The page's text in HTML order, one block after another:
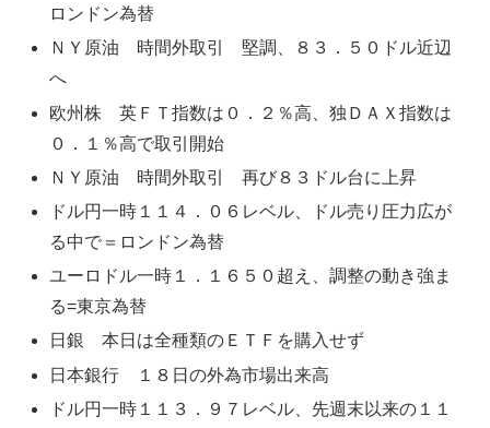
ロンドン為替
ＮＹ原油 時間外取引 堅調、８３．５０ドル近辺
へ
欧州株 英ＦＴ指数は０．２％高、独ＤＡＸ指数は
０．１％高で取引開始
ＮＹ原油 時間外取引 再び８３ドル台に上昇
ドル円一時１１４．０６レベル、ドル売り圧力広が
る中で＝ロンドン為替
ユーロドル一時１．１６５０超え、調整の動き強ま
る=東京為替
日銀 本日は全種類のＥＴＦを購入せず
日本銀行 １８日の外為市場出来高
ドル円一時１１３．９７レベル、先週末以来の１１